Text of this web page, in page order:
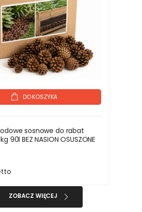
DO KOSZYKA
sosnowe do rabat
90l BEZ NASION OSUSZONE
ZOBACZ WIĘCEJ